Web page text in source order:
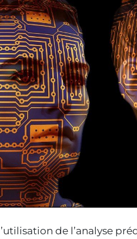
de l’analyse